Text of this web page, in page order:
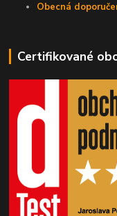
Obecná
Certifikované